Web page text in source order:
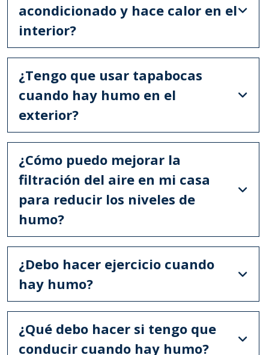
acondicionado y hace calor en el
interior?
¿Tengo que usar tapabocas
cuando hay humo en el
exterior?
¿Cómo puedo mejorar la
filtración del aire en mi casa
para reducir los niveles de
humo?
¿Debo hacer ejercicio cuando
hay humo?
¿Qué debo hacer si tengo que
conducir cuando hay humo?